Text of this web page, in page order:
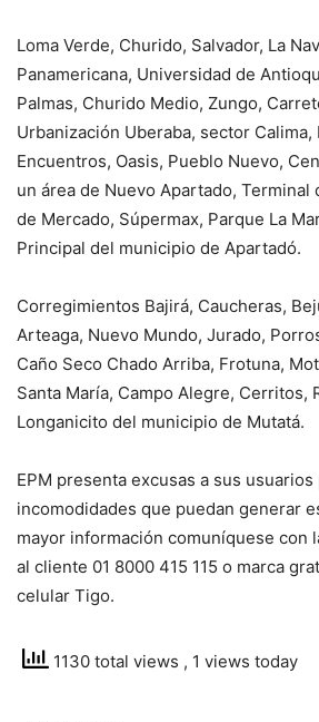
Loma Verde, Churido, Salvador, La
Panamericana, Universidad de
Palmas, Churido Medio, Zungo,
Urbanización Uberaba, sector Calima,
Encuentros, Oasis, Pueblo Nuevo,
un área de Nuevo Apartado, Terminal
de Mercado, Súpermax, Parque La
Principal del municipio de Apartadó.
Corregimientos Bajirá, Caucheras,
Arteaga, Nuevo Mundo, Jurado,
Caño Seco Chado Arriba, Frotuna,
Santa María, Campo Alegre, Cerritos,
Longanicito del municipio de Mutatá.
EPM presenta excusas a sus usuarios
incomodidades que puedan generar
mayor información comuníquese con
al cliente 01 8000 415 115 o marca
celular Tigo.
1130 total views , 1 views today